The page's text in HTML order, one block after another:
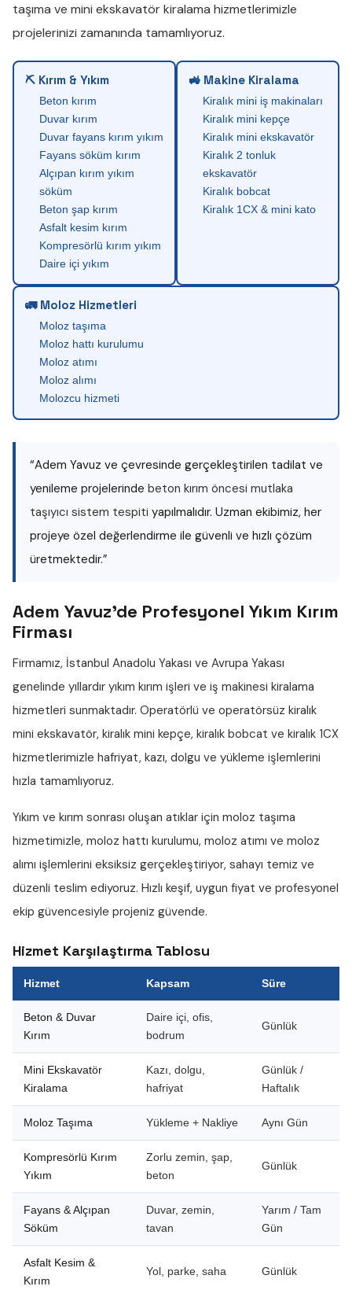
taşıma ve mini ekskavatör kiralama hizmetlerimizle
projelerinizi zamanında tamamlıyoruz.
⛏ Kırım & Yıkım
Beton kırım
Duvar kırım
Duvar fayans kırım yıkım
Fayans söküm kırım
Alçıpan kırım yıkım
söküm
Beton şap kırım
Asfalt kesim kırım
Kompresörlü kırım yıkım
Daire içi yıkım
🚜 Makine Kiralama
Kiralık mini iş makinaları
Kiralık mini kepçe
Kiralık mini ekskavatör
Kiralık 2 tonluk
ekskavatör
Kiralık bobcat
Kiralık 1CX & mini kato
🚛 Moloz Hizmetleri
Moloz taşıma
Moloz hattı kurulumu
Moloz atımı
Moloz alımı
Molozcu hizmeti
“Adem Yavuz ve çevresinde gerçekleştirilen tadilat ve
yenileme projelerinde beton kırım öncesi mutlaka
taşıyıcı sistem tespiti yapılmalıdır. Uzman ekibimiz, her
projeye özel değerlendirme ile güvenli ve hızlı çözüm
üretmektedir.”
Adem Yavuz'de Profesyonel Yıkım Kırım
Firması
Firmamız, İstanbul Anadolu Yakası ve Avrupa Yakası
genelinde yıllardır yıkım kırım işleri ve iş makinesi kiralama
hizmetleri sunmaktadır. Operatörlü ve operatörsüz kiralık
mini ekskavatör, kiralık mini kepçe, kiralık bobcat ve kiralık 1CX
hizmetlerimizle hafriyat, kazı, dolgu ve yükleme işlemlerini
hızla tamamlıyoruz.
Yıkım ve kırım sonrası oluşan atıklar için moloz taşıma
hizmetimizle, moloz hattı kurulumu, moloz atımı ve moloz
alımı işlemlerini eksiksiz gerçekleştiriyor, sahayı temiz ve
düzenli teslim ediyoruz. Hızlı keşif, uygun fiyat ve profesyonel
ekip güvencesiyle projeniz güvende.
Hizmet Karşılaştırma Tablosu
Hizmet Kapsam Süre
Beton & Duvar
Kırım
Daire içi, ofis,
bodrum
Günlük
Mini Ekskavatör
Kiralama
Kazı, dolgu,
hafriyat
Günlük /
Haftalık
Moloz Taşıma Yükleme + Nakliye Aynı Gün
Kompresörlü Kırım
Yıkım
Zorlu zemin, şap,
beton
Günlük
Fayans & Alçıpan
Söküm
Duvar, zemin,
tavan
Yarım / Tam
Gün
Asfalt Kesim &
Kırım
Yol, parke, saha Günlük